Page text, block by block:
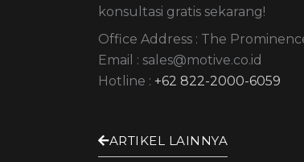
konsultasi gratis sekarang!
Office Address : The
Email : sales@motive.co.id
Hotline : +62 822-2000-6059
ARTIKEL LAINNYA